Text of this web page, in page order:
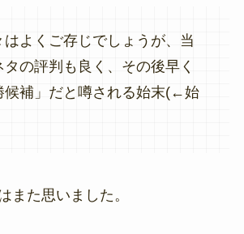
はよくご存じでしょうが、当
タの評判も良く、その後早く
候補」だと噂される始末(←始
また思いました。